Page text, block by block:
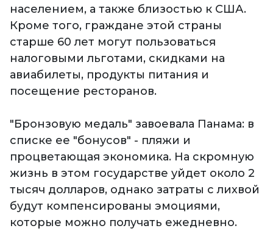
населением, а также близостью к США.
Кроме того, граждане этой страны
старше 60 лет могут пользоваться
налоговыми льготами, скидками на
авиабилеты, продукты питания и
посещение ресторанов.
"Бронзовую медаль" завоевала Панама: в
списке ее "бонусов" - пляжи и
процветающая экономика. На скромную
жизнь в этом государстве уйдет около 2
тысяч долларов, однако затраты с лихвой
будут компенсированы эмоциями,
которые можно получать ежедневно.